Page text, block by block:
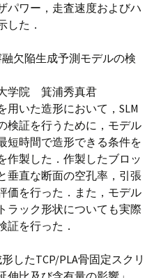
パワー，走査速度およびハ
した．
欠陥生成予測モデルの検
学院 箕浦秀真君
いた造形において，SLM
検証を行うために，モデル
短時間で造形できる条件を
作製した．作製したブロッ
垂直な断面の空孔率，引張
価を行った．また，モデル
ラック形状についても実際
証を行った．
したTCP/PLA骨固定スクリ